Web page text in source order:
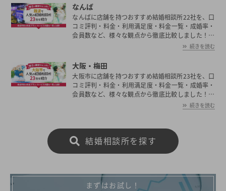
あなたの年収や職業、ご希望に沿った理想の相手を
東大阪で見つけたいとお考えの方は是非ご覧くださ
い。
なんば
なんばに店舗を持つおすすめ結婚相談所22社を、口
コミ評判・料金・利用満足度・料金一覧・成婚率・
会員数など、様々な観点から徹底比較しました！な
んばの平均初婚年齢は、男性が30.4歳、女性が28.8
歳と男女共に日本全国の平均初婚年齢と比べ高い。
あなたの年収や職業、ご希望に沿った理想の相手を
なんばで見つけたいとお考えの方は是非ご覧くださ
い。
続きを読む
大阪・梅田
大阪市に店舗を持つおすすめ結婚相談所23社を、口
コミ評判・料金・利用満足度・料金一覧・成婚率・
会員数など、様々な観点から徹底比較しました！大
阪市の平均初婚年齢は、男性が30.4歳、女性が28.8
歳と男女共に日本全国の平均初婚年齢と比べ高い。
大阪市で見つけたいとお考えの方は是非ご覧くださ
い。
続きを読む
結婚相談所を探す
まずはお試し！